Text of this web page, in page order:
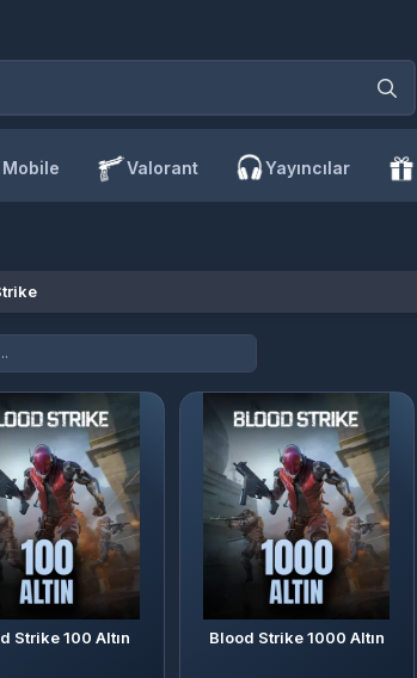
Mobile Valorant Yayıncılar
Strike 100 Altın Blood Strike 1000 Altın